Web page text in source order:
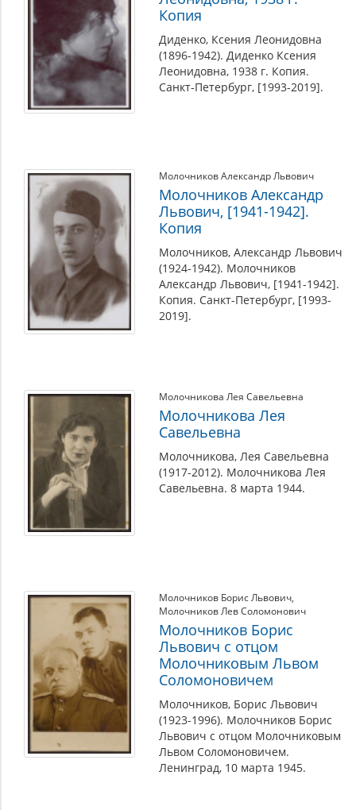
Копия
Диденко, Ксения Леонидовна
(1896-1942). Диденко Ксения
Леонидовна, 1938 г. Копия.
Санкт-Петербург, [1993-2019].
Молочников Александр Львович
Молочников Александр
Львович, [1941-1942].
Копия
Молочников, Александр Львович
(1924-1942). Молочников
Александр Львович, [1941-1942].
Копия. Санкт-Петербург, [1993-
2019].
Молочникова Лея Савельевна
Молочникова Лея
Савельевна
Молочникова, Лея Савельевна
(1917-2012). Молочникова Лея
Савельевна. 8 марта 1944.
Молочников Борис Львович,
Молочников Лев Соломонович
Молочников Борис
Львович с отцом
Молочниковым Львом
Соломоновичем
Молочников, Борис Львович
(1923-1996). Молочников Борис
Львович с отцом Молочниковым
Львом Соломоновичем.
Ленинград, 10 марта 1945.